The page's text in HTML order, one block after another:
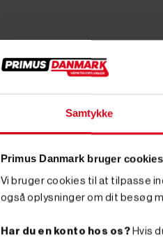
Samtykke
Primus Danmark bruger cookies
Vi bruger cookies til at tilpasse
også oplysninger om dit besøg
Har du en konto hos os? Hvis